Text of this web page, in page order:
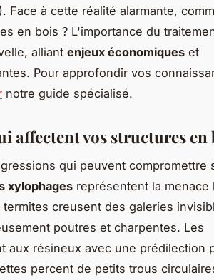
Face à cette réalité alarmante,
en bois ? L'importance du
alliant enjeux économiques et
Pour approfondir vos
notre guide spécialisé.
affectent vos structures en
qui peuvent compromettre
xylophages représentent la menace
creusent des galeries
poutres et charpentes. Les
aux résineux avec une prédilection
percent de petits trous